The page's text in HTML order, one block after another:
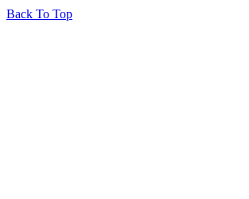
Back To Top